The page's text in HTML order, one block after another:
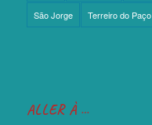
São Jorge Terreiro do Paço
ALLER À …